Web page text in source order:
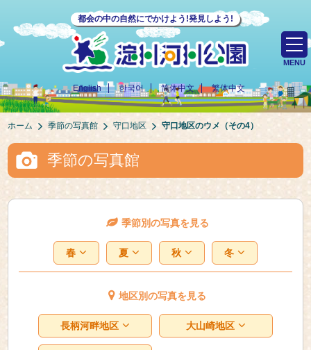
都会の中の自然にでかけよう!発見しよう!
English 한국어 简体中文 繁体中文
MENU
ホーム 季節の写真館 守口地区 守口地区のウメ（その4）
季節の写真館
季節別の写真を見る
春 夏 秋 冬
地区別の写真を見る
長柄河畔地区 大山崎地区